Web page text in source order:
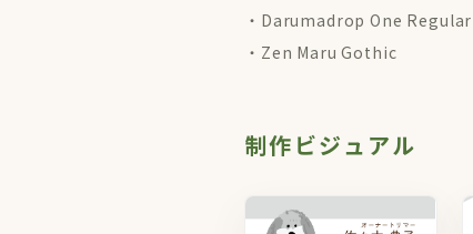
・Darumadrop One Regular
・Zen Maru Gothic
制作ビジュアル